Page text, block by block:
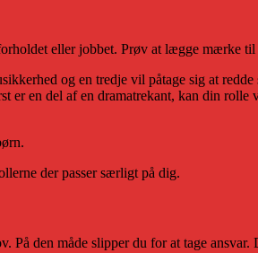
eller jobbet. Prøv at lægge mærke til
og en tredje vil påtage sig at
er en del af en dramatrekant, kan din
der passer særligt på dig.
den måde slipper du for at tage